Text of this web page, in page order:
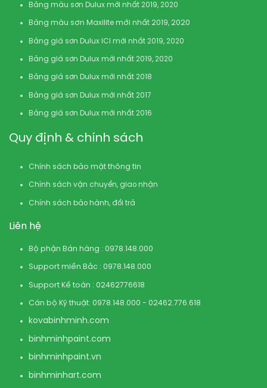
Bảng màu sơn Dulux mới nhất 2019, 2020
Bảng màu sơn Maxilite mới nhất 2019, 2020
Bảng giá sơn Dulux ICI mới nhất 2019, 2020
Bảng giá sơn Dulux mới nhất 2019, 2020
Bảng giá sơn Dulux mới nhất 2018
Bảng giá sơn Dulux mới nhất 2017
Bảng giá sơn Dulux mới nhất 2016
Quy định & chính sách
Chính sách bảo mật thông tin
Chính sách vận chuyển, giao nhận
Chính sách bảo hành, đổi trả
Liên hệ
Bộ phận Bán hàng : 0978.148.000
Support miền Bắc : 0978.148.000
Support Kế toán : 02462776618
Cán bộ Kỹ thuật: 0978.148.000 - 02462.776.618
kovabinhminh.com
binhminhpaint.com
binhminhpaint.vn
binhminhart.com